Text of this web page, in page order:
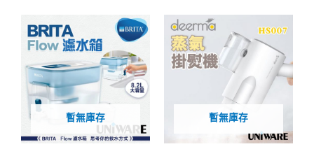
暫無庫存 暫無庫存